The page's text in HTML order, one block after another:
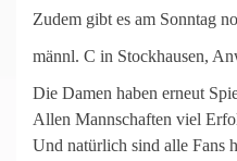
Zudem gibt es am Sonntag
männl. C in Stockhausen,
Die Damen haben erneut
Allen Mannschaften viel
Und natürlich sind alle Fans